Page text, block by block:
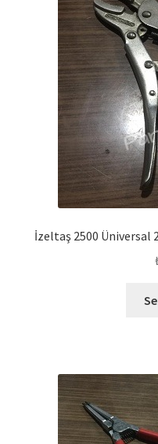
İzeltaş 2500 Üniversal